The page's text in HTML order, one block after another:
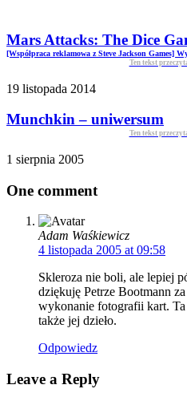
Mars Attacks: The Dice
[Współpraca reklamowa z Steve Jackson Games]
Ten tekst
19 listopada 2014
Munchkin – uniwersum
Ten tekst
1 sierpnia 2005
One comment
Adam Waśkiewicz
4 listopada 2005 at 09:58
Skleroza nie boli, ale lepiej
dziękuję Petrze Bootmann
wykonanie fotografii kart.
także jej dzieło.
Odpowiedz
Leave a Reply